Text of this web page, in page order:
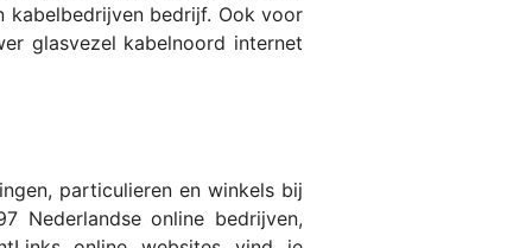
kabelbedrijven bedrijf. Ook voor
glasvezel kabelnoord internet
particulieren en winkels bij
Nederlandse online bedrijven,